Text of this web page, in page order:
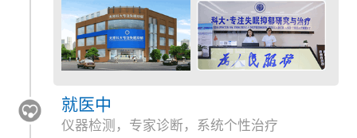
就医中
仪器检测，专家诊断，系统个性治疗